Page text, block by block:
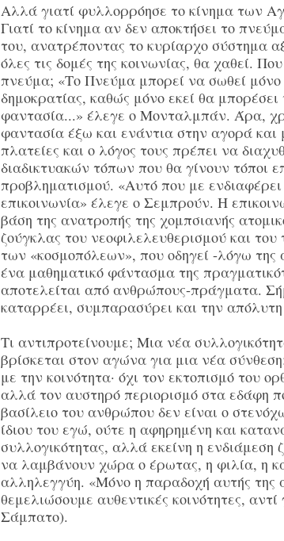
Αλλά γιατί φυλλορρόησε το κίνημα των
Γιατί το κίνημα αν δεν αποκτήσει το
του, ανατρέποντας το κυρίαρχο σύστημα
όλες τις δομές της κοινωνίας, θα χαθεί.
πνεύμα; «Το Πνεύμα μπορεί να σωθεί
δημοκρατίας, καθώς μόνο εκεί θα
φαντασία...» έλεγε ο Μονταλμπάν. Άρα,
φαντασία έξω και ενάντια στην αγορά και
πλατείες και ο λόγος τους πρέπει να
διαδικτυακών τόπων που θα γίνουν τόποι
προβληματισμού. «Αυτό που με
επικοινωνία» έλεγε ο Σεμπρούν. Η
βάση της ανατροπής της χομπσιανής
ζούγκλας του νεοφιλελευθερισμού και του
των «κοσμοπόλεων», που οδηγεί -λόγω της
ένα μαθηματικό φάντασμα της
αποτελείται από ανθρώπους-πράγματα.
καταρρέει, συμπαρασύρει και την απόλυτη
Τι αντιπροτείνουμε; Μια νέα
βρίσκεται στον αγώνα για μια νέα
με την κοινότητα· όχι τον εκτοπισμό του
αλλά τον αυστηρό περιορισμό στα εδάφη
βασίλειο του ανθρώπου δεν είναι ο
ίδιου του εγώ, ούτε η αφηρημένη και
συλλογικότητας, αλλά εκείνη η ενδιάμεση
να λαμβάνουν χώρα ο έρωτας, η φιλία, η
αλληλεγγύη. «Μόνο η παραδοχή αυτής της
θεμελιώσουμε αυθεντικές κοινότητες,
Σάμπατο).